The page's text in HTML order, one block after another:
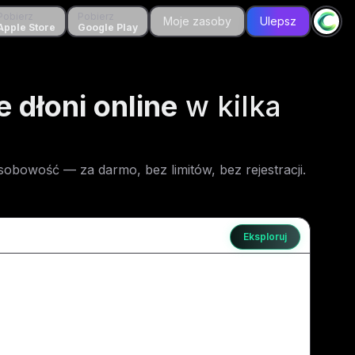
Store
Google Play
Moje zasoby Ulepsz
Store
Pobierz
Google Play
Moje zasoby Ulepsz
dłoni online w kilka
— za darmo, bez limitów, bez rejestracji.
Eksploruj